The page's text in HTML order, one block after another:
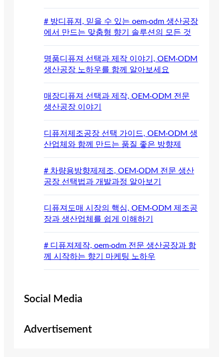
# 방디퓨져, 믿을 수 있는 oem·odm 생산공장
에서 만드는 맞춤형 향기 솔루션의 모든 것
명품디퓨져 선택과 제작 이야기, OEM·ODM
생산공장 노하우를 함께 알아보세요
매장디퓨져 선택과 제작, OEM·ODM 전문
생산공장 이야기
디퓨저제조공장 선택 가이드, OEM·ODM 생
산업체와 함께 만드는 품질 좋은 방향제
# 차량용방향제제조, OEM·ODM 전문 생산
공장 선택법과 개발과정 알아보기
디퓨져도매 시장의 핵심, OEM·ODM 제조공
장과 생산업체를 쉽게 이해하기
# 디퓨져제작, oem·odm 전문 생산공장과 함
께 시작하는 향기 마케팅 노하우
Social Media
Advertisement